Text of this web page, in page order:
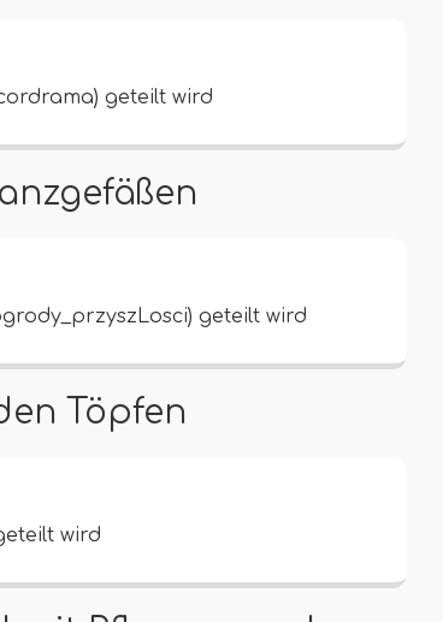
geteilt wird
geteilt wird
Töpfen
wird